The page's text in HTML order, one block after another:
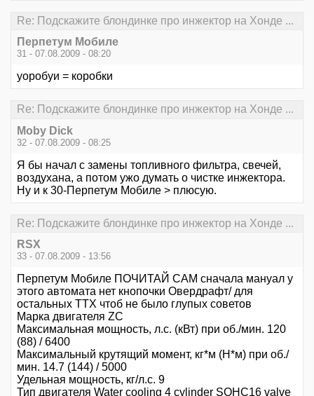
Re: Подскажите блондинке про инжектор на Хонде ...
Перпетум Мобиле
31 - 07.08.2009 - 08:20
уоробуи = коробки
Re: Подскажите блондинке про инжектор на Хонде ...
Moby Dick
32 - 07.08.2009 - 08:25
Я бы начал с замены топливного фильтра, свечей,
воздухана, а потом ужо думать о чистке инжектора.
Ну и к 30-Перпетум Мобиле > плюсую.
Re: Подскажите блондинке про инжектор на Хонде ...
RSX
33 - 07.08.2009 - 13:56
Перпетум Мобиле ПОЧИТАЙ САМ сначала мануал у
этого автомата нет кнопочки Овердрафт/ для
остальных ТТХ чтоб не было глупых советов
Марка двигателя ZC
Максимальная мощность, л.с. (кВт) при об./мин. 120
(88) / 6400
Максимальный крутящий момент, кг*м (Н*м) при об./
мин. 14.7 (144) / 5000
Удельная мощность, кг/л.с. 9
Тип двигателя Water cooling 4 cylinder SOHC16 valve